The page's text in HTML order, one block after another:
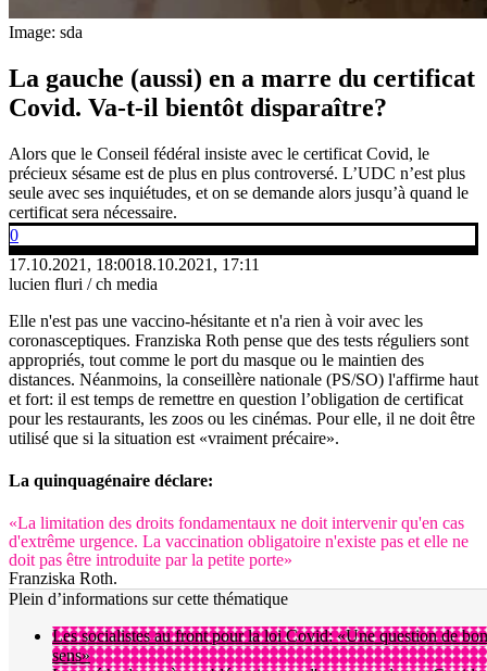
Image: sda
La gauche (aussi) en a marre du certificat
Covid. Va-t-il bientôt disparaître?
Alors que le Conseil fédéral insiste avec le certificat Covid, le
précieux sésame est de plus en plus controversé. L’UDC n’est plus
seule avec ses inquiétudes, et on se demande alors jusqu’à quand le
certificat sera nécessaire.
0
17.10.2021, 18:0018.10.2021, 17:11
lucien fluri / ch media
Elle n'est pas une vaccino-hésitante et n'a rien à voir avec les
coronasceptiques. Franziska Roth pense que des tests réguliers sont
appropriés, tout comme le port du masque ou le maintien des
distances. Néanmoins, la conseillère nationale (PS/SO) l'affirme haut
et fort: il est temps de remettre en question l’obligation de certificat
pour les restaurants, les zoos ou les cinémas. Pour elle, il ne doit être
utilisé que si la situation est «vraiment précaire».
La quinquagénaire déclare:
«La limitation des droits fondamentaux ne doit intervenir qu'en cas
d'extrême urgence. La vaccination obligatoire n'existe pas et elle ne
doit pas être introduite par la petite porte»
Franziska Roth.
Plein d’informations sur cette thématique
Les socialistes au front pour la loi Covid: «Une question de bon
sens»